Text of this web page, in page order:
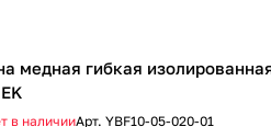
медная гибкая
в наличииАрт. YBF10-05-020-01